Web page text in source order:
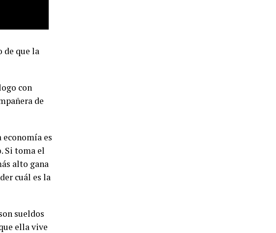
de que la
con
de
es
Si toma el
alto gana
cuál es la
sueldos
ella vive